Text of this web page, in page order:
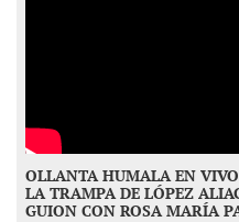
OLLANTA HUMALA EN
LA TRAMPA DE LÓPEZ
GUION CON ROSA MARÍA